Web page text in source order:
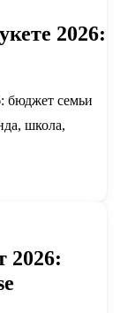
2026:
бюджет семьи
школа,
2026: